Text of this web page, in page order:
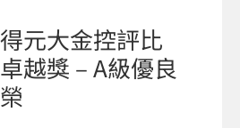
元大金控評比
越獎 – A級優良